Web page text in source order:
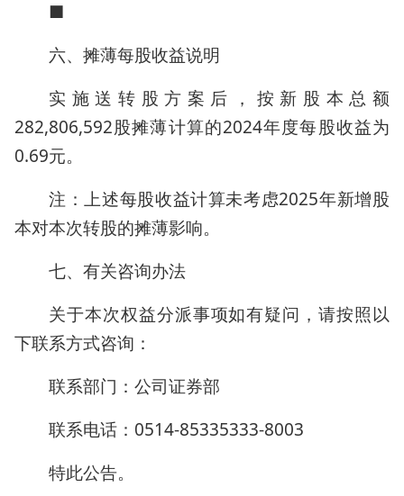
■
六、摊薄每股收益说明
实施送转股方案后，按新股本总额
282,806,592股摊薄计算的2024年度每股收益为
0.69元。
注：上述每股收益计算未考虑2025年新增股
本对本次转股的摊薄影响。
七、有关咨询办法
关于本次权益分派事项如有疑问，请按照以
下联系方式咨询：
联系部门：公司证券部
联系电话：0514-85335333-8003
特此公告。